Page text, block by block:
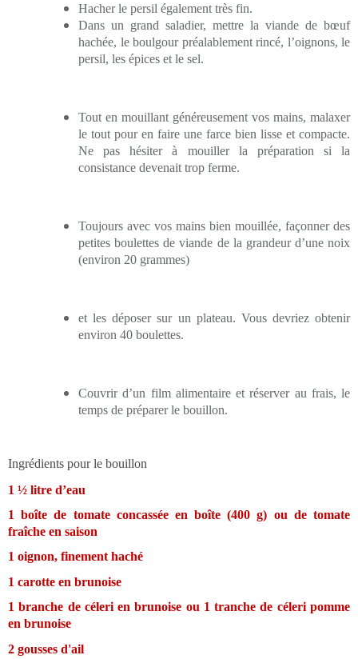
Hacher le persil également très fin.
Dans un grand saladier, mettre la viande de bœuf
hachée, le boulgour préalablement rincé, l’oignons, le
persil, les épices et le sel.
Tout en mouillant généreusement vos mains, malaxer
le tout pour en faire une farce bien lisse et compacte.
Ne pas hésiter à mouiller la préparation si la
consistance devenait trop ferme.
Toujours avec vos mains bien mouillée, façonner des
petites boulettes de viande de la grandeur d’une noix
(environ 20 grammes)
et les déposer sur un plateau. Vous devriez obtenir
environ 40 boulettes.
Couvrir d’un film alimentaire et réserver au frais, le
temps de préparer le bouillon.
Ingrédients pour le bouillon
1 ½ litre d’eau
1 boîte de tomate concassée en boîte (400 g) ou de tomate
fraîche en saison
1 oignon, finement haché
1 carotte en brunoise
1 branche de céleri en brunoise ou 1 tranche de céleri pomme
en brunoise
2 gousses d'ail